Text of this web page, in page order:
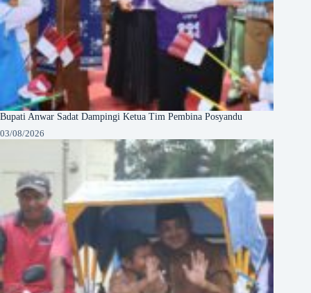
Bupati Anwar Sadat Dampingi Ketua Tim Pembina Posyandu
03/08/2026